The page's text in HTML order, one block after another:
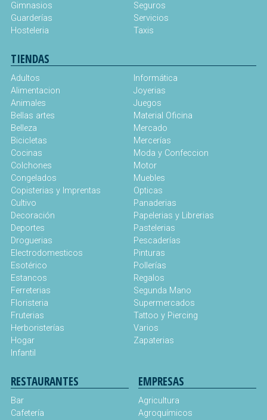
Gimnasios
Guarderías
Hosteleria
Seguros
Servicios
Taxis
TIENDAS
Adultos
Alimentacion
Animales
Bellas artes
Belleza
Bicicletas
Cocinas
Colchones
Congelados
Copisterias y Imprentas
Cultivo
Decoración
Deportes
Droguerias
Electrodomesticos
Esotérico
Estancos
Ferreterias
Floristeria
Fruterias
Herboristerías
Hogar
Infantil
Informática
Joyerias
Juegos
Material Oficina
Mercado
Mercerías
Moda y Confeccion
Motor
Muebles
Opticas
Panaderias
Papelerias y Librerias
Pastelerias
Pescaderías
Pinturas
Pollerías
Regalos
Segunda Mano
Supermercados
Tattoo y Piercing
Varios
Zapaterias
RESTAURANTES
Bar
Cafetería
EMPRESAS
Agricultura
Agroquímicos